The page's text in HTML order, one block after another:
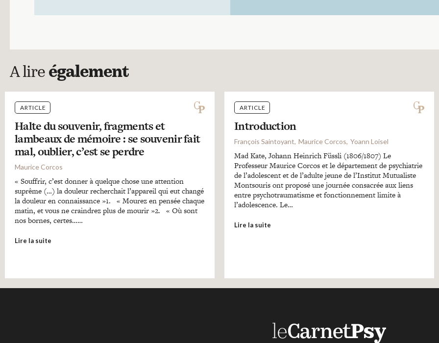
A lire également
ARTICLE
Halte du souvenir, fragments et
lambeaux de mémoire : se souvenir fait
mal, oublier, c’est se perdre
Maurice Corcos
« Souffrir, c’est donner à quelque chose une attention
suprême (…) la douleur recherchait l’appareil qui eut changé
la douleur en connaissance »1. « Mourez en pensée chaque
matin, et vous ne craindrez plus de mourir »2. « Où sont
nos bornes, certes……
Lire la suite
ARTICLE
Introduction
François Saintoyant Maurice Corcos Yoann Loisel
Mad Kate, Johann Heinrich Füssli (1806/1807) Le
Professeur Maurice Corcos et le département de psychiatrie
de l’adolescent et de l’adulte jeune de l’Institut Mutualiste
Montsouris ont proposé une journée consacrée aux liens
entre psychotraumatisme et fonctionnement limite à
l’adolescence. Le…
Lire la suite